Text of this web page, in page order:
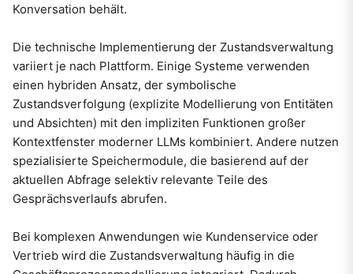
Konversation behält.
Die technische Implementierung der Zustandsverwaltung
variiert je nach Plattform. Einige Systeme verwenden
einen hybriden Ansatz, der symbolische
Zustandsverfolgung (explizite Modellierung von Entitäten
und Absichten) mit den impliziten Funktionen großer
Kontextfenster moderner LLMs kombiniert. Andere nutzen
spezialisierte Speichermodule, die basierend auf der
aktuellen Abfrage selektiv relevante Teile des
Gesprächsverlaufs abrufen.
Bei komplexen Anwendungen wie Kundenservice oder
Vertrieb wird die Zustandsverwaltung häufig in die